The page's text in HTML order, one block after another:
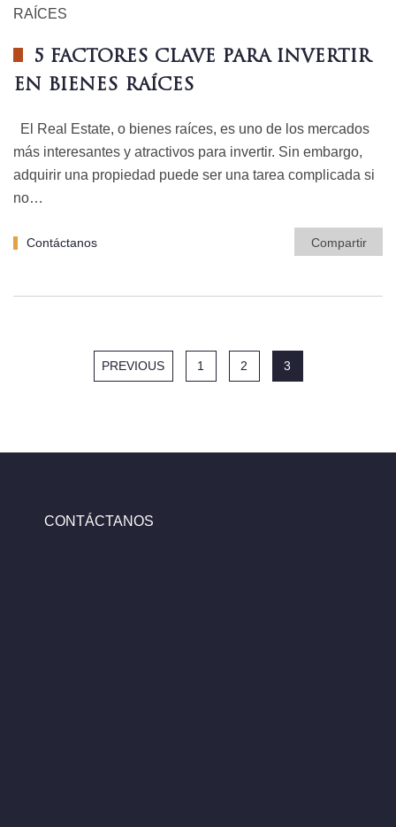
5 FACTORES CLAVE PARA INVERTIR
EN BIENES RAÍCES
El Real Estate, o bienes raíces, es uno de los mercados
más interesantes y atractivos para invertir. Sin embargo,
adquirir una propiedad puede ser una tarea complicada si
no…
Contáctanos Compartir
PREVIOUS 1 2 3
CONTÁCTANOS